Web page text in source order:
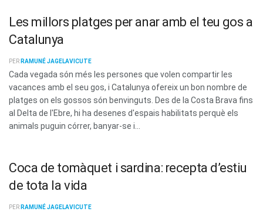
Les millors platges per anar amb el teu gos a
Catalunya
PER RAMUNÉ JAGELAVICUTE
Cada vegada són més les persones que volen compartir les
vacances amb el seu gos, i Catalunya ofereix un bon nombre de
platges on els gossos són benvinguts. Des de la Costa Brava fins
al Delta de l'Ebre, hi ha desenes d'espais habilitats perquè els
animals puguin córrer, banyar-se i...
Coca de tomàquet i sardina: recepta d’estiu
de tota la vida
PER RAMUNÉ JAGELAVICUTE